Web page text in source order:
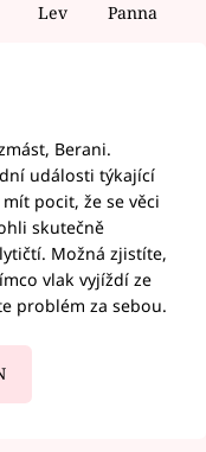
Lev Panna
Berani.
události týkající
pocit, že se věci
skutečně
Možná zjistíte,
vlak vyjíždí ze
problém za sebou.